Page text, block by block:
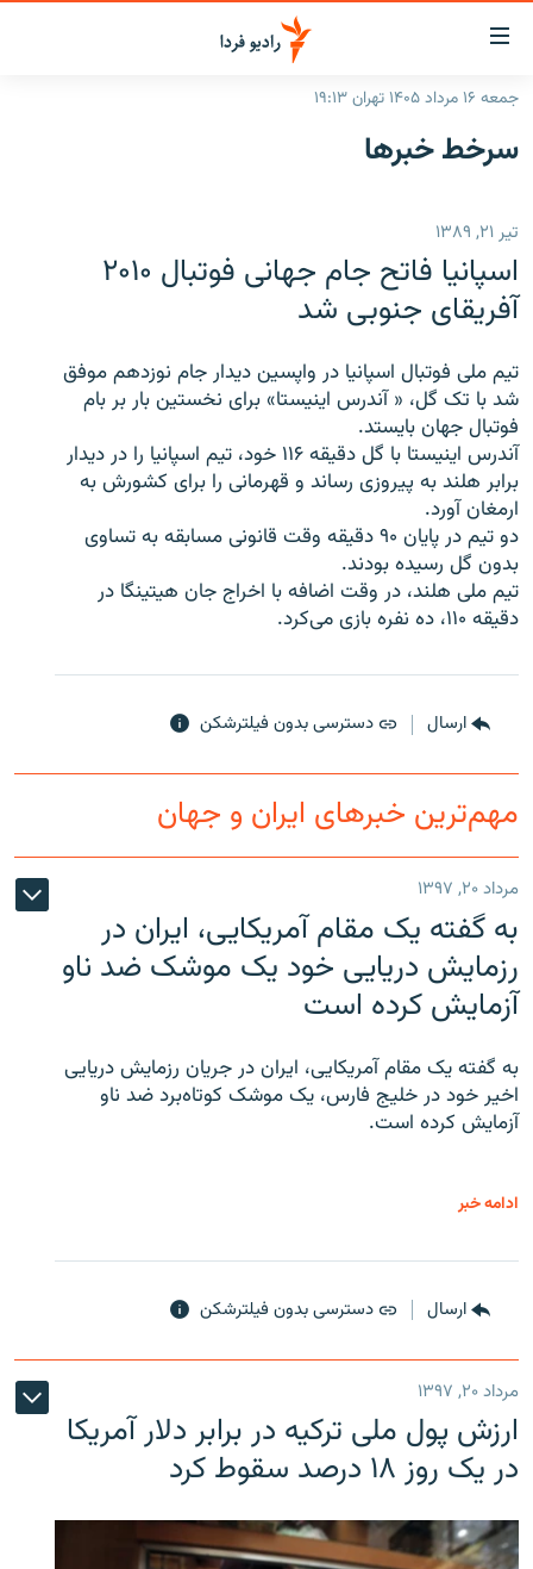
لینک‌های
قابلیت
دسترسی
بازگشت
اصلی
رفتن
به
صفحه
ایران
انتخاب کنید و بشنوید
فرکانس‌ها
پادکست
گزارش‌های تصویری
گزارش‌های ویدئویی
زنان فردا
English
به ما بپیوندید
زبان‌های دیگر
جمعه ۱۶ مرداد ۱۴۰۵ تهران ۱۹:۱۳
سرخط‌ خبرها
تیر ۲۱, ۱۳۸۹
اسپانيا فاتح جام جهانی فوتبال ۲۰۱۰
آفريقای جنوبی شد
تيم ملی فوتبال اسپانيا در واپسين ديدار جام نوزدهم موفق
شد با تک گل، « آندرس اينيستا» برای نخستين بار بر بام
فوتبال جهان بايستد.
آندرس اينيستا با گل دقيقه ۱۱۶ خود، تيم اسپانيا را در ديدار
برابر هلند به پيروزی رساند و قهرمانی را برای کشورش به
ارمغان آورد.
دو تيم در پايان ۹۰ دقيقه وقت قانونی مسابقه به تساوی
بدون گل رسيده بودند.
تيم ملی هلند، در وقت اضافه با اخراج جان هيتينگا در
دقيقه ۱۱۰، ده نفره بازی می‌کرد.
ارسال دسترسی بدون فیلترشکن
مهم‌ترین خبرهای ایران و جهان
مرداد ۲۰, ۱۳۹۷
به گفته یک مقام آمریکایی، ایران در
رزمایش دریایی خود یک موشک ضد ناو
آزمایش کرده است
به گفته یک مقام آمریکایی، ایران در جریان رزمایش دریایی
اخیر خود در خلیج فارس، یک موشک کوتاه‌برد ضد ناو
آزمایش کرده است.
ادامه خبر
ارسال دسترسی بدون فیلترشکن
مرداد ۲۰, ۱۳۹۷
ارزش پول ملی ترکیه در برابر دلار آمریکا
در یک روز ۱۸ درصد سقوط کرد